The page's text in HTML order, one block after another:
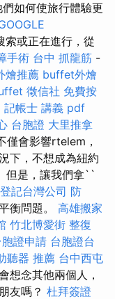
如何使旅行體驗更
索或正在進行，從
手術 台中 抓龍筋 -
燴推薦 buffet外燴
徵信社 免費按
記帳士 講義 pdf
台胞證 大里推拿
僅會影響rtelem，
下，不想成為紐約
但是，讓我們拿``
登記台灣公司 防
衡問題。 高雄搬家
竹北博愛街 整復
胞證申請 台胞證台
聽器 推薦 台中西屯
想念其他兩個人，
友嗎？ 杜拜簽證